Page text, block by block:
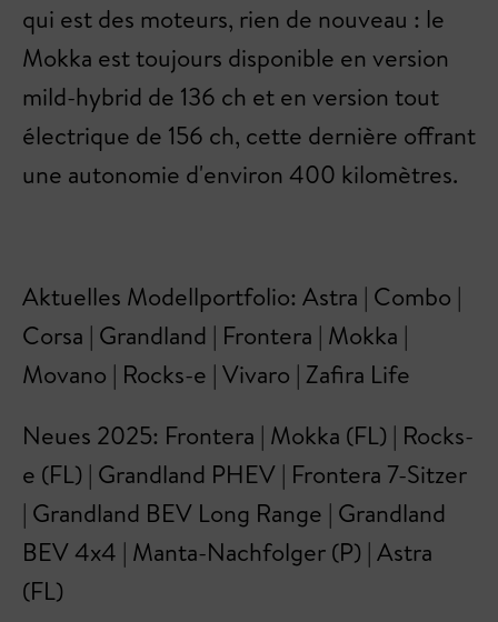
qui est des moteurs, rien de nouveau : le
Mokka est toujours disponible en version
mild-hybrid de 136 ch et en version tout
électrique de 156 ch, cette dernière offrant
une autonomie d'environ 400 kilomètres.
Aktuelles Modellportfolio: Astra | Combo |
Corsa | Grandland | Frontera | Mokka |
Movano | Rocks-e | Vivaro | Zafira Life
Neues 2025: Frontera | Mokka (FL) | Rocks-
e (FL) | Grandland PHEV | Frontera 7-Sitzer
| Grandland BEV Long Range | Grandland
BEV 4x4 | Manta-Nachfolger (P) | Astra
(FL)